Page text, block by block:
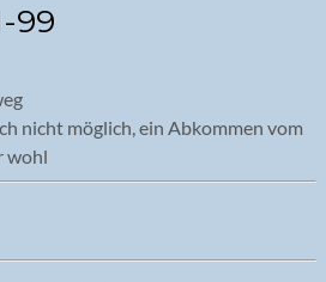
99
nicht möglich, ein Abkommen vom
wohl